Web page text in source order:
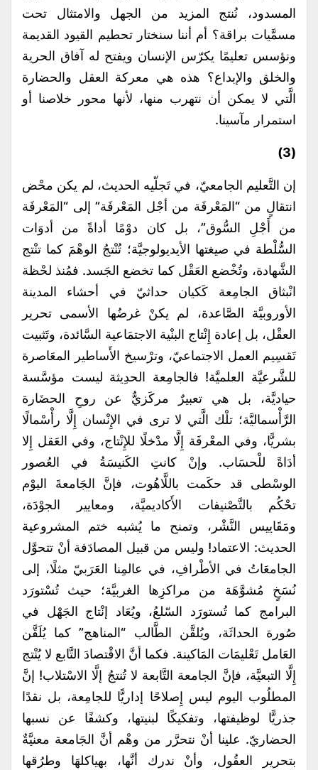
المسدود، نُنتج المزيد من الجهل والامتثال تحت
مسمَّيات براقة؟ أم أننا سنختار تحطيم القيود القديمة
ونؤسس تعليمًا يكرّس الإنسان ويفتح له آفاق الحرية
والخلق والإبداع؟ هذه هي معركة العقل والحضارة
الَّتي لا يمكن أن نتهرب منها، لأنها محور خلاصنا أو
استمرار مآسينا.
(3)
إن التَّعليم الجامعيّ، في تَجلّيه الحديث، لم يكن محْض
انتقالٍ من “المَعْرفَة من أجْل المَعْرفَة” إلى “المَعْرفَة
من أَجْلِ السُّوق”، بل كان دوْمًا أداةً من أدوَات
السُّلْطة في صيغتها الأيديولوجيَّة؛ تُنْتجُ الوهْمَ كما تنْتج
الشَّهادة، وتُخْضع العَقْل كما تخضع الجَسد. فمُنذ لحْظة
انْبثاق الجامِعة كَكيان حداثيّ في أحشاء المدينة
الأوروبيَّة الصَّاعدة، لم يكنْ غرضُها الأسمى تحرير
العقْل، بل إعادة إِنْتاج البنْية الاجتمَاعية السَّائدة، وتَثبيت
تَقسِيم العمل الاجتماعيّ، وترْسيخ الأَساطير المعَاصرة
للشَّرعيَّة العلميَّة! فالجامِعة الحدِيثة ليست مؤسَّسة
حياديَّة، بل هي تعبيرٌ مركَزيٌّ عن روحِ الحضَارة
الرَّأْسماليَّة؛ تلْك الَّتي لا ترى في الإِنْسان إِلَّا رأْسْمالًا
بشريًّا، وفي المعْرفَة إِلَّا مدْخلًا للإِنْتاج، وفي العَقل إِلا
أدَاةً للْحسَاب. وإنْ كانتِ الكَنيسَةُ في العُصور
الوسْطى قد حكَمت باللَّاهُوت، فإنَّ الجَامعةَ اليوْم
تحْكُم بالتَّصْنيفات الأَكاديميَّة، ومعايير الجوْدَة،
ومَقَاييس النَّشْر، وتمنح ما يُشبه ختم المشروعية
الحديث: الاعتماد! وليس من قبيل المصادَفة أنْ تتحوَّل
الجامعَاتُ في الأطْرافِ، في عالمِنا العَرَبيّ مثلًا، إلى
نُسَخٍ مُشوَّهَة من مراكزِها الغربيَّة؛ حيث تُسْتورَد
البرامج كما تُستورَد السّلعُ، ويُعَاد إنْتاج الجَهْل في
صُورة الحداثَة، ويُلقَّن الطَّالب “المناهج” كما يُلَقَّن
العَامل تَعْليمَات المَاكينة. فكما أنَّ الاقْتصادَ التَّابع لا يُنْتج
إِلَّا التبعيَّة، فإنَّ الجامعة التَّابعة لا تُنتجُ إلَّا الاسْتلاب! إنَّ
المطلُوب اليوم ليس إِصلاحًا إداريًّا للجامِعة، بل نقدًا
جذريًّا لوظيفتها، وتفكيكًا لبنيتها، وكشفًا عن نسبها
الحضاريّ. علينا أنْ نتحرَّر من وهْم أنَّ الجَامعة معنيَّةٌ
بتحرير العقُول، وأنْ ندرك أنَّها، بهياكلهَا وطرُقها